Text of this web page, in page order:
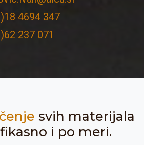
4694 347
237 071
svih materijala
i po meri.